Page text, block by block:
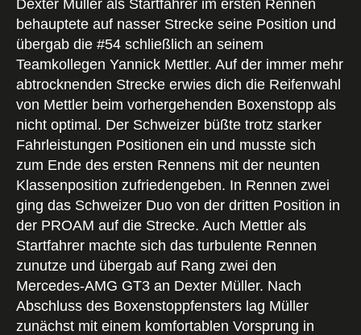
Dexter Müller als Startfahrer im ersten Rennen
behauptete auf nasser Strecke seine Position und
übergab die #54 schließlich an seinem
Teamkollegen Yannick Mettler. Auf der immer mehr
abtrocknenden Strecke erwies dich die Reifenwahl
von Mettler beim vorhergehenden Boxenstopp als
nicht optimal. Der Schweizer büßte trotz starker
Fahrleistungen Positionen ein und musste sich
zum Ende des ersten Rennens mit der neunten
Klassenposition zufriedengeben. In Rennen zwei
ging das Schweizer Duo von der dritten Position in
der PROAM auf die Strecke. Auch Mettler als
Startfahrer machte sich das turbulente Rennen
zunutze und übergab auf Rang zwei den
Mercedes-AMG GT3 an Dexter Müller. Nach
Abschluss des Boxenstoppfensters lag Müller
zunächst mit einem komfortablen Vorsprung in